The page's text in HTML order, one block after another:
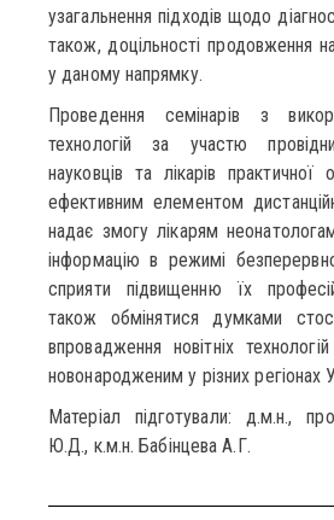
узагальнення підходів щодо
також, доцільності продовження
у даному напрямку.
Проведення семінарів з
технологій за участю
науковців та лікарів
ефективним елементом
надає змогу лікарям
інформацію в режимі
сприяти підвищенню їх
також обмінятися думками
впровадження новітніх
новонародженим у різних регіонах
Матеріал підготували: д.м.н.,
Ю.Д., к.м.н. Бабінцева А.Г.